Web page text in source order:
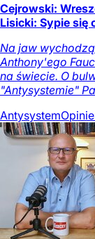
Cejrowski:
Lisicki: Sypie się
Na jaw
Anthony'ego
na świecie. O
"Antysystemie"
AntysystemOpinie